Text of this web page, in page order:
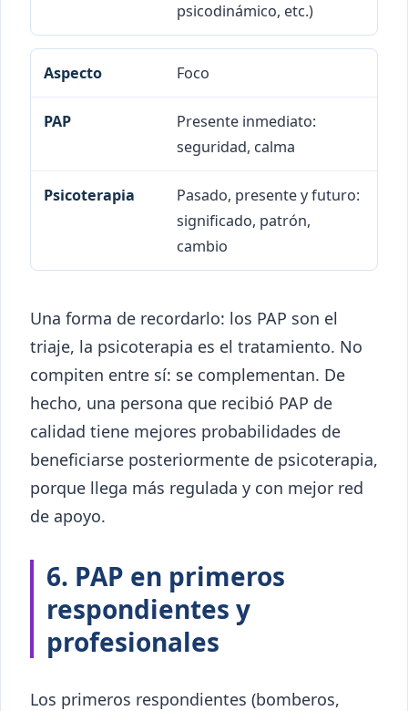
psicodinámico, etc.)
Foco
Presente inmediato:
seguridad, calma
Pasado, presente y futuro:
significado, patrón,
cambio
Una forma de recordarlo: los PAP son el
triaje, la psicoterapia es el tratamiento. No
compiten entre sí: se complementan. De
hecho, una persona que recibió PAP de
calidad tiene mejores probabilidades de
beneficiarse posteriormente de psicoterapia,
porque llega más regulada y con mejor red
de apoyo.
6. PAP en primeros
respondientes y
profesionales
Los primeros respondientes (bomberos,